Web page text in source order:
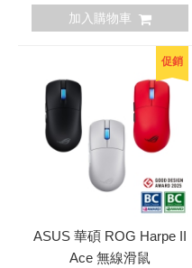
加入購物車
促銷
ASUS 華碩 ROG Harpe II
Ace 無線滑鼠